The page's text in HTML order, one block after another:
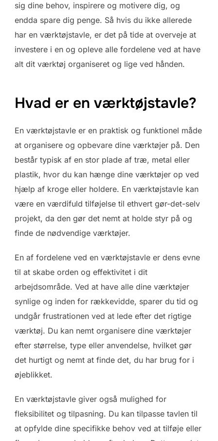
sig dine behov, inspirere og motivere dig, og
endda spare dig penge. Så hvis du ikke allerede
har en værktøjstavle, er det på tide at overveje at
investere i en og opleve alle fordelene ved at have
alt dit værktøj organiseret og lige ved hånden.
Hvad er en værktøjstavle?
En værktøjstavle er en praktisk og funktionel måde
at organisere og opbevare dine værktøjer på. Den
består typisk af en stor plade af træ, metal eller
plastik, hvor du kan hænge dine værktøjer op ved
hjælp af kroge eller holdere. En værktøjstavle kan
være en værdifuld tilføjelse til ethvert gør-det-selv
projekt, da den gør det nemt at holde styr på og
finde de nødvendige værktøjer.
En af fordelene ved en værktøjstavle er dens evne
til at skabe orden og effektivitet i dit
arbejdsområde. Ved at have alle dine værktøjer
synlige og inden for rækkevidde, sparer du tid og
undgår frustrationen ved at lede efter det rigtige
værktøj. Du kan nemt organisere dine værktøjer
efter størrelse, type eller anvendelse, hvilket gør
det hurtigt og nemt at finde det, du har brug for i
øjeblikket.
En værktøjstavle giver også mulighed for
fleksibilitet og tilpasning. Du kan tilpasse tavlen til
at opfylde dine specifikke behov ved at tilføje eller